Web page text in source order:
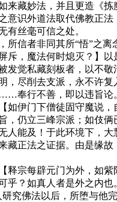
妙法，并且更造《拣
意识外道法取代佛教正
有丝毫可信之处。
者非同其所“悟”之离
，魔法何时熄灭？】
觉私藏刻板者，以不
，尽削去支派，永不许
奉行不善，即以违旨论
门下僧徒固守魔说，
，仍立三峰宗派；如伎
人能及！于此环境下，
藏正法之证据。由是缘
宗每辟元门为外，如紫
乎？如真人者是外之内
究佛法以后，所堕与